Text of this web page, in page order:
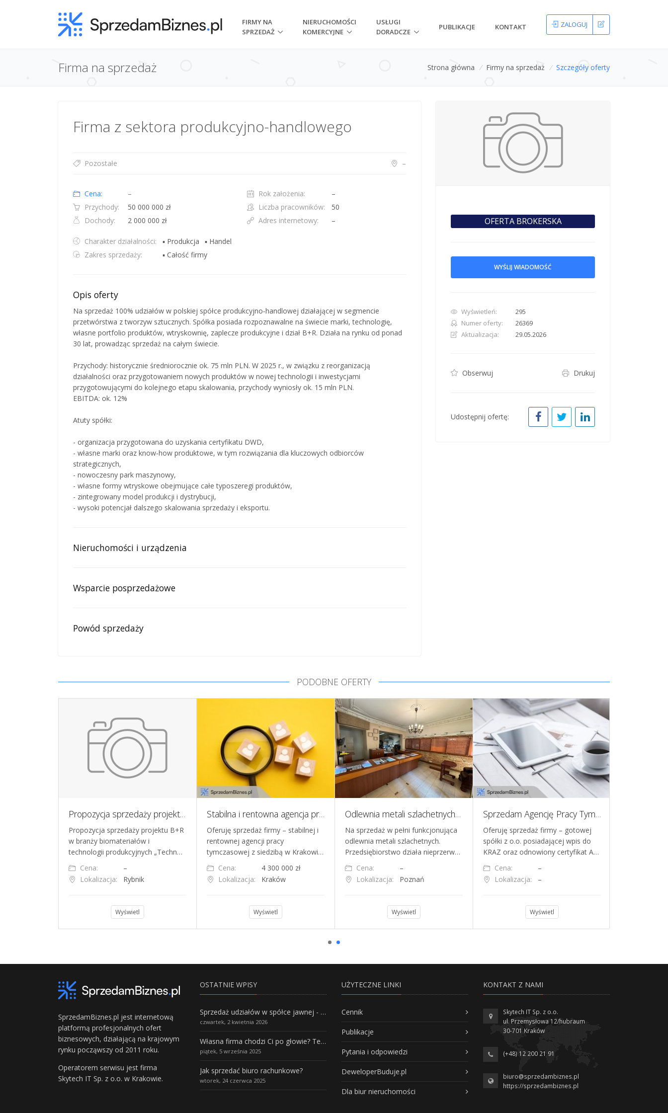
FIRMY NA
SPRZEDAŻ
NIERUCHOMOŚCI
KOMERCYJNE
USŁUGI
DORADCZE
PUBLIKACJE KONTAKT ZALOGUJ
Firma na sprzedaż Strona główna / Firmy na sprzedaż / Szczegóły oferty
Firma z sektora produkcyjno-handlowego
Pozostałe –
Cena:
–
Przychody:
50 000 000 zł
Dochody:
2 000 000 zł
Rok założenia:
–
Liczba pracowników:
50
Adres internetowy:
–
Charakter działalności: ▪ Produkcja
▪ Handel
Zakres sprzedaży:
▪ Całość firmy
Opis oferty
Na sprzedaż 100% udziałów w polskiej spółce produkcyjno‑handlowej działającej w segmencie
przetwórstwa z tworzyw sztucznych. Spółka posiada rozpoznawalne na świecie marki, technologię,
własne portfolio produktów, wtryskownię, zaplecze produkcyjne i dział B+R. Działa na rynku od ponad
30 lat, prowadząc sprzedaż na całym świecie.
Przychody: historycznie średniorocznie ok. 75 mln PLN. W 2025 r., w związku z reorganizacją
działalności oraz przygotowaniem nowych produktów w nowej technologii i inwestycjami
przygotowującymi do kolejnego etapu skalowania, przychody wyniosły ok. 15 mln PLN.
EBITDA: ok. 12%
Atuty spółki:
- organizacja przygotowana do uzyskania certyfikatu DWD,
- własne marki oraz know‑how produktowe, w tym rozwiązania dla kluczowych odbiorców
strategicznych,
- nowoczesny park maszynowy,
- własne formy wtryskowe obejmujące całe typoszeregi produktów,
- zintegrowany model produkcji i dystrybucji,
- wysoki potencjał dalszego skalowania sprzedaży i eksportu.
Nieruchomości i urządzenia
Wsparcie posprzedażowe
Powód sprzedaży
OFERTA BROKERSKA
WYŚLIJ WIADOMOŚĆ
Wyświetleń:
295
Numer oferty:
26369
Aktualizacja:
29.05.2026
Obserwuj Drukuj
Udostępnij ofertę:
PODOBNE OFERTY
Propozycja sprzedaży projektu B+R w branży biomateriałów i technologii produkcyjnych
Propozycja sprzedaży projektu B+R
w branży biomateriałów i
technologii produkcyjnych „Techn…
Cena:
–
Lokalizacja:
Rybnik
Wyświetl
Stabilna i rentowna agencja pracy tymczasowej, Kraków
Oferuję sprzedaż firmy – stabilnej i
rentownej agencji pracy
tymczasowej z siedzibą w Krakowi…
Cena:
4 300 000 zł
Lokalizacja:
Kraków
Wyświetl
Odlewnia metali szlachetnych - centrum Poznania
Na sprzedaż w pełni funkcjonująca
odlewnia metali szlachetnych.
Przedsiębiorstwo działa nieprzerw…
Cena:
–
Lokalizacja:
Poznań
Wyświetl
Sprzedam Agencję Pracy Tymczasowej
Oferuję sprzedaż firmy – gotowej
spółki z o.o. posiadającej wpis do
KRAZ oraz odnowiony certyfikat A…
Cena:
–
Lokalizacja:
–
Wyświetl
SprzedamBiznes.pl jest internetową
platformą profesjonalnych ofert
biznesowych, działającą na krajowym
rynku począwszy od 2011 roku.
Operatorem serwisu jest firma
Skytech IT Sp. z o.o. w Krakowie.
OSTATNIE WPISY
Sprzedaż udziałów w spółce jawnej - Wszystko, co trzeba wiedzieć.
czwartek, 2 kwietnia 2026
Własna firma chodzi Ci po głowie? Te branże mają największy potencjał rozwoju
piątek, 5 września 2025
Jak sprzedać biuro rachunkowe?
wtorek, 24 czerwca 2025
UŻYTECZNE LINKI
Cennik
Publikacje
Pytania i odpowiedzi
DeweloperBuduje.pl
Dla biur nieruchomości
KONTAKT Z NAMI
Skytech IT Sp. z o.o.
ul. Przemysłowa 12/hubraum
30-701 Kraków
(+48) 12 200 21 91
biuro@sprzedambiznes.pl
https://sprzedambiznes.pl